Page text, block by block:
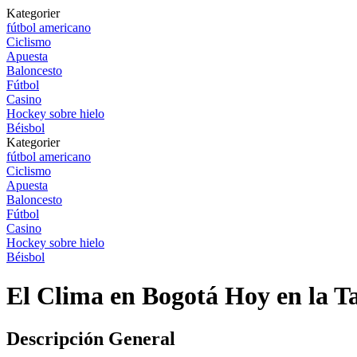
Kategorier
fútbol americano
Ciclismo
Apuesta
Baloncesto
Fútbol
Casino
Hockey sobre hielo
Béisbol
Kategorier
fútbol americano
Ciclismo
Apuesta
Baloncesto
Fútbol
Casino
Hockey sobre hielo
Béisbol
El Clima en Bogotá Hoy en la
Descripción General